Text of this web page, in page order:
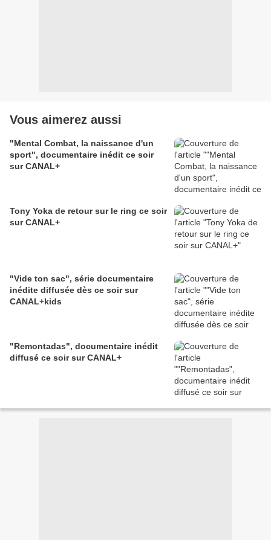
Vous aimerez aussi
"Mental Combat, la naissance d'un
sport", documentaire inédit ce soir
sur CANAL+
Tony Yoka de retour sur le ring ce soir
sur CANAL+
"Vide ton sac", série documentaire
inédite diffusée dès ce soir sur
CANAL+kids
"Remontadas", documentaire inédit
diffusé ce soir sur CANAL+